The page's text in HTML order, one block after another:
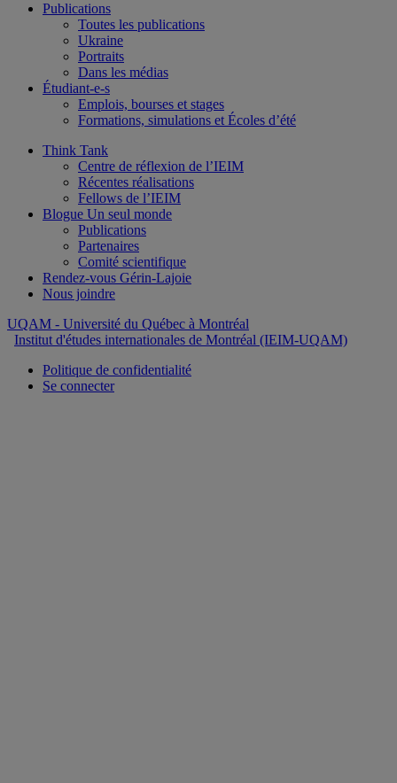
Publications
Toutes les publications
Ukraine
Portraits
Dans les médias
Étudiant-e-s
Emplois, bourses et stages
Formations, simulations et Écoles d’été
Think Tank
Centre de réflexion de l’IEIM
Récentes réalisations
Fellows de l’IEIM
Blogue Un seul monde
Publications
Partenaires
Comité scientifique
Rendez-vous Gérin-Lajoie
Nous joindre
UQAM - Université du Québec à Montréal
Institut d'études internationales de Montréal (IEIM-UQAM)
Politique de confidentialité
Se connecter